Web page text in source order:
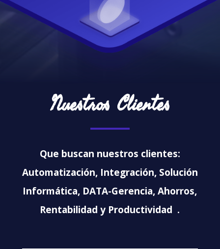
Nuestros Clientes
Que buscan nuestros clientes:
Automatización, Integración, Solución
Informática, DATA-Gerencia, Ahorros,
Rentabilidad y Productividad .